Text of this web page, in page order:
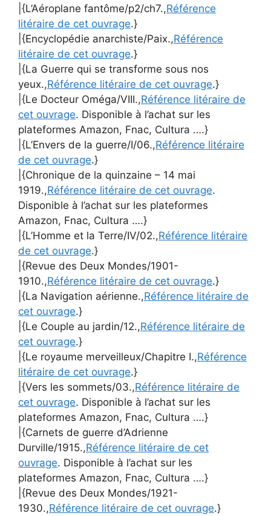
|{L’Aéroplane fantôme/p2/ch7.,Référence
litéraire de cet ouvrage.}
|{Encyclopédie anarchiste/Paix.,Référence
litéraire de cet ouvrage.}
|{La Guerre qui se transforme sous nos
yeux.,Référence litéraire de cet ouvrage.}
|{Le Docteur Oméga/VIII.,Référence litéraire de
cet ouvrage. Disponible à l’achat sur les
plateformes Amazon, Fnac, Cultura ….}
|{L’Envers de la guerre/I/06.,Référence litéraire
de cet ouvrage.}
|{Chronique de la quinzaine – 14 mai
1919.,Référence litéraire de cet ouvrage.
Disponible à l’achat sur les plateformes
Amazon, Fnac, Cultura ….}
|{L’Homme et la Terre/IV/02.,Référence litéraire
de cet ouvrage.}
|{Revue des Deux Mondes/1901-
1910.,Référence litéraire de cet ouvrage.}
|{La Navigation aérienne.,Référence litéraire de
cet ouvrage.}
|{Le Couple au jardin/12.,Référence litéraire de
cet ouvrage.}
|{Le royaume merveilleux/Chapitre I.,Référence
litéraire de cet ouvrage.}
|{Vers les sommets/03.,Référence litéraire de
cet ouvrage. Disponible à l’achat sur les
plateformes Amazon, Fnac, Cultura ….}
|{Carnets de guerre d’Adrienne
Durville/1915.,Référence litéraire de cet
ouvrage. Disponible à l’achat sur les
plateformes Amazon, Fnac, Cultura ….}
|{Revue des Deux Mondes/1921-
1930.,Référence litéraire de cet ouvrage.}